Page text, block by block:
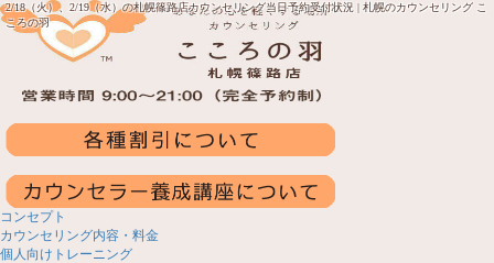
2/18（火）、2/19（水）の札幌篠路店カウンセリング当日予約受付状況 | 札幌のカウンセリング こ
ころの羽
コンセプト
カウンセリング内容・料金
個人向けトレーニング